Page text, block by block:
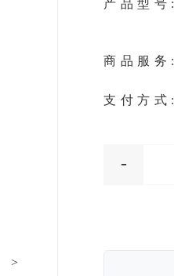
>
产品型号:
商品服务:
支付方式:
-